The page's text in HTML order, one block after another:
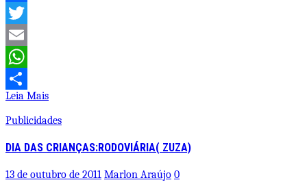
Facebook
Twitter
Email
WhatsApp
Share
Leia Mais
Publicidades
DIA DAS CRIANÇAS:RODOVIÁRIA( ZUZA)
13 de outubro de 2011 Marlon Araújo 0